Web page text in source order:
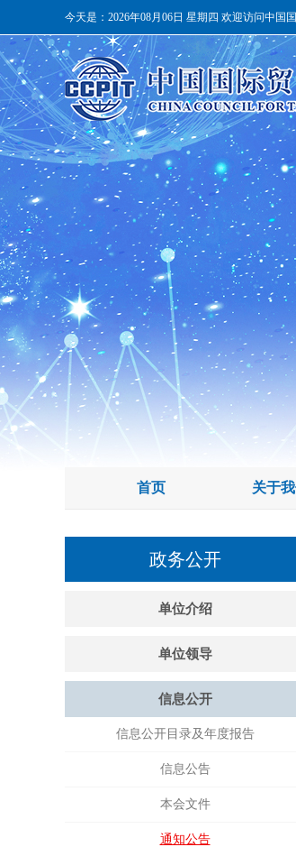
今天是： 2026年08月06日 星期四 欢迎访问中国
首页 关于
政务公开
单位介绍
单位领导
信息公开
信息公开目录及年度报告
信息公告
本会文件
通知公告